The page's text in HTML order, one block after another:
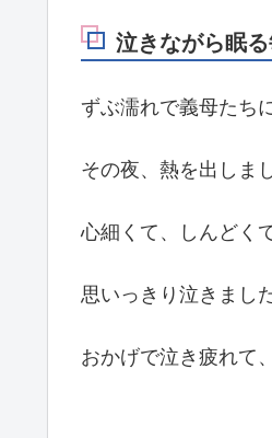
泣きながら眠
ずぶ濡れで義母たち
その夜、熱を出しま
心細くて、しんどく
思いっきり泣きました
おかげで泣き疲れて